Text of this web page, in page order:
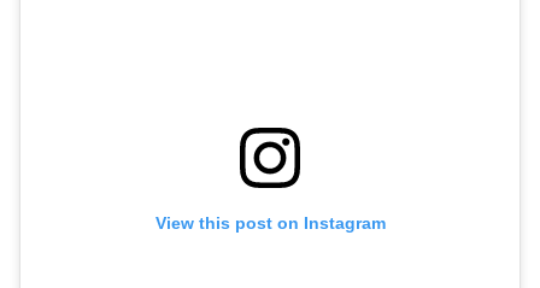
View this post on Instagram